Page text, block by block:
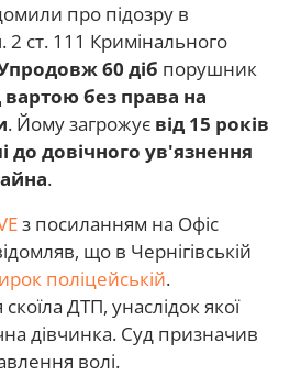
про підозру в
2 ст. 111 Кримінального
60 діб порушник
вартою без права на
. Йому загрожує від 15 років
до довічного ув'язнення
.
з посиланням на Офіс
що в Чернігівській
поліцейській.
ДТП, унаслідок якої
дівчинка. Суд призначив
волі.